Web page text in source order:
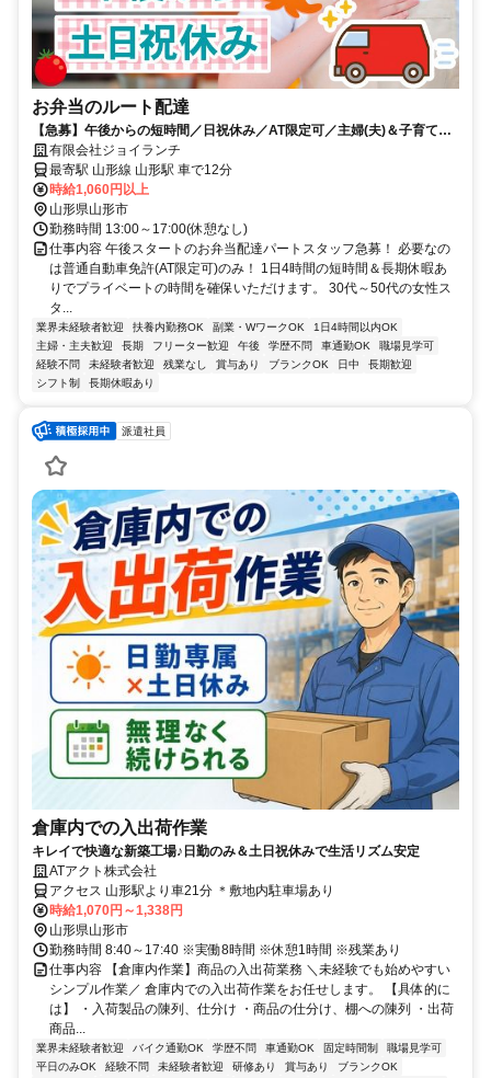
お弁当のルート配達
【急募】午後からの短時間／日祝休み／AT限定可／主婦(夫)＆子育て世
代活躍中／会社見学OK
有限会社ジョイランチ
最寄駅 山形線 山形駅 車で12分
時給1,060円以上
山形県山形市
勤務時間 13:00～17:00(休憩なし)
仕事内容 午後スタートのお弁当配達パートスタッフ急募！ 必要なの
は普通自動車免許(AT限定可)のみ！ 1日4時間の短時間＆長期休暇あ
りでプライベートの時間を確保いただけます。 30代～50代の女性ス
タ...
業界未経験者歓迎 扶養内勤務OK 副業・WワークOK
1日4時間以内OK
主婦・主夫歓迎
長期 フリーター歓迎 午後 学歴不問 車通勤OK
職場見学可
経験不問
未経験者歓迎 残業なし 賞与あり ブランクOK 日中
長期歓迎
シフト制
長期休暇あり
派遣社員
倉庫内での入出荷作業
キレイで快適な新築工場♪日勤のみ＆土日祝休みで生活リズム安定
ATアクト株式会社
アクセス 山形駅より車21分 ＊敷地内駐車場あり
時給1,070円～1,338円
山形県山形市
勤務時間 8:40～17:40 ※実働8時間 ※休憩1時間 ※残業あり
仕事内容 【倉庫内作業】商品の入出荷業務 ＼未経験でも始めやすい
シンプル作業／ 倉庫内での入出荷作業をお任せします。 【具体的に
は】 ・入荷製品の陳列、仕分け ・商品の仕分け、棚への陳列 ・出荷
商品...
業界未経験者歓迎 バイク通勤OK 学歴不問 車通勤OK 固定時間制
職場見学可
平日のみOK
経験不問 未経験者歓迎 研修あり 賞与あり
ブランクOK